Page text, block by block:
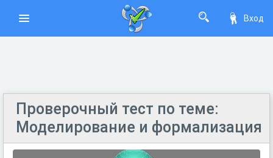
Вход
Проверочный тест по теме:
Моделирование и формализация